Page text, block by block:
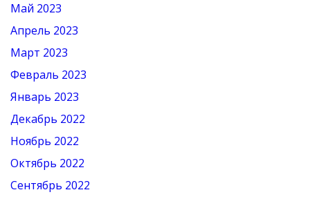
Май 2023
Апрель 2023
Март 2023
Февраль 2023
Январь 2023
Декабрь 2022
Ноябрь 2022
Октябрь 2022
Сентябрь 2022